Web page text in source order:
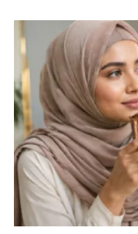
Belum puas
berkasih sayang